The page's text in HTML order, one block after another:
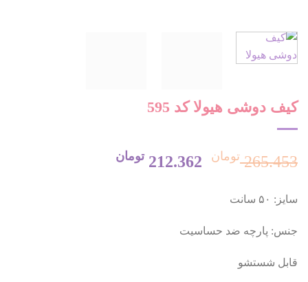
کیف دوشی هیولا کد 595
265.453 تومان قیمت
212.362 تومان
سایز: ۵۰ سانت
جنس: پارچه ضد حساسیت
قابل شستشو